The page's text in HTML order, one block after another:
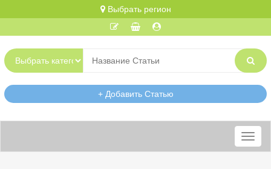
Выбрать регион
+ Добавить Статью
Меню